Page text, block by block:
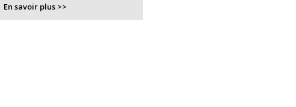
En savoir plus >>